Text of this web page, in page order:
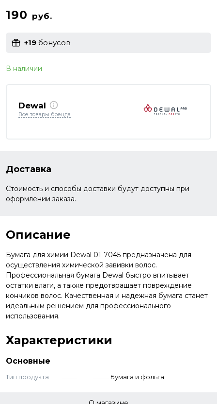
190 руб.
+19 бонусов
В наличии
Dewal
Все товары бренда
Доставка
Стоимость и способы доставки будут доступны при
оформлении заказа.
Описание
Бумага для химии Dewal 01-7045 предназначена для
осуществления химической завивки волос.
Профессиональная бумага Dewal быстро впитывает
остатки влаги, а также предотвращает повреждение
кончиков волос. Качественная и надежная бумага станет
идеальным решением для профессионального
использования.
Характеристики
Основные
Тип продукта Бумага и фольга